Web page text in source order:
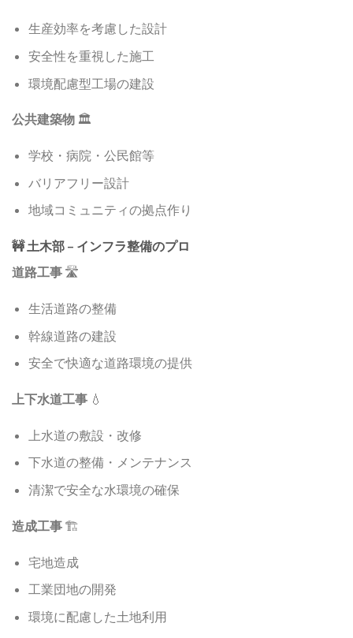
生産効率を考慮した設計
安全性を重視した施工
環境配慮型工場の建設
公共建築物 🏛️
学校・病院・公民館等
バリアフリー設計
地域コミュニティの拠点作り
🚧 土木部 – インフラ整備のプロ
道路工事 🛣️
生活道路の整備
幹線道路の建設
安全で快適な道路環境の提供
上下水道工事 💧
上水道の敷設・改修
下水道の整備・メンテナンス
清潔で安全な水環境の確保
造成工事 🏗️
宅地造成
工業団地の開発
環境に配慮した土地利用